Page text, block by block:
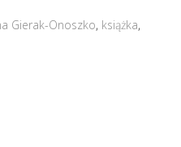
Gierak-Onoszko, książka,